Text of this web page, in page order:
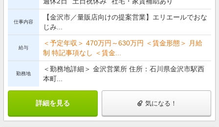
仕事内容
【金沢市／量販店向けの提案営業】エリエールでおな
じみ...
給与
＜予定年収＞ 470万円～630万円 ＜賃金形態＞ 月給
制 特記事項なし ＜賃金...
勤務地
＜勤務地詳細＞ 金沢営業所 住所：石川県金沢市駅西
本町...
詳細を見る 気になる！